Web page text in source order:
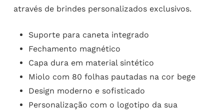
através de brindes personalizados exclusivos.
Suporte para caneta integrado
Fechamento magnético
Capa dura em material sintético
Miolo com 80 folhas pautadas na cor bege
Design moderno e sofisticado
Personalização com o logotipo da sua